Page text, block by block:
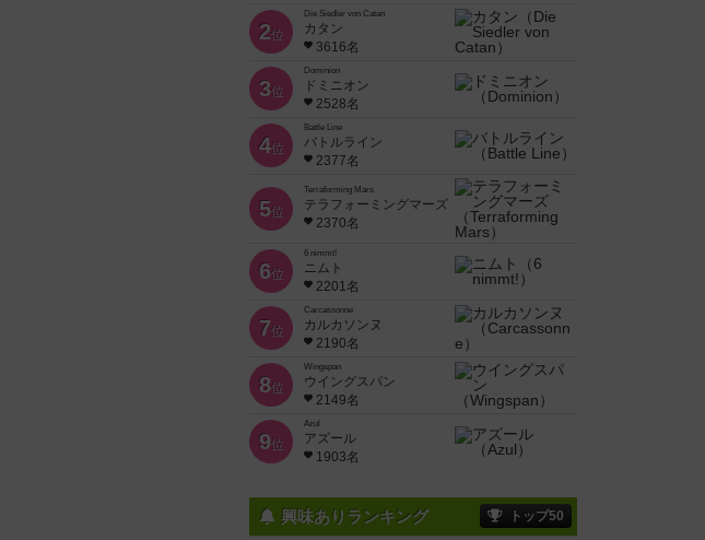
2位
Die Siedler von Catan
カタン
3616名
3位
Dominion
ドミニオン
2528名
4位
Battle Line
バトルライン
2377名
5位
Terraforming Mars
テラフォーミングマーズ
2370名
6位
6 nimmt!
ニムト
2201名
7位
Carcassonne
カルカソンヌ
2190名
8位
Wingspan
ウイングスパン
2149名
9位
Azul
アズール
1903名
興味ありランキング トップ50